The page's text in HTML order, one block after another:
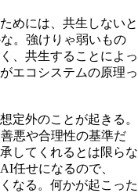
めには、共生しないと
。強けりゃ弱いもの
、共生することによっ
エコシステムの原理っ
定外のことが起きる。
悪や合理性の基準だ
してくれるとは限らな
任せになるので、
なる。何かが起こった